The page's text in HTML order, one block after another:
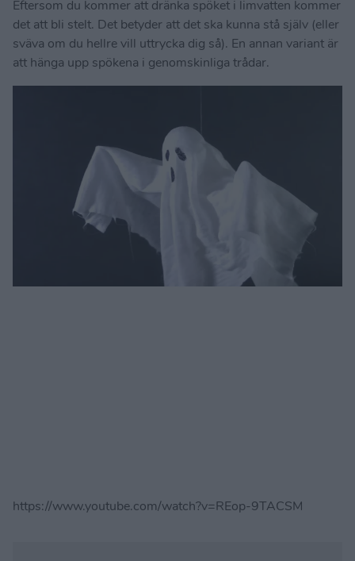
Eftersom du kommer att dränka spöket i limvatten kommer
det att bli stelt. Det betyder att det ska kunna stå själv (eller
sväva om du hellre vill uttrycka dig så). En annan variant är
att hänga upp spökena i genomskinliga trådar.
https://www.youtube.com/watch?v=REop-9TACSM